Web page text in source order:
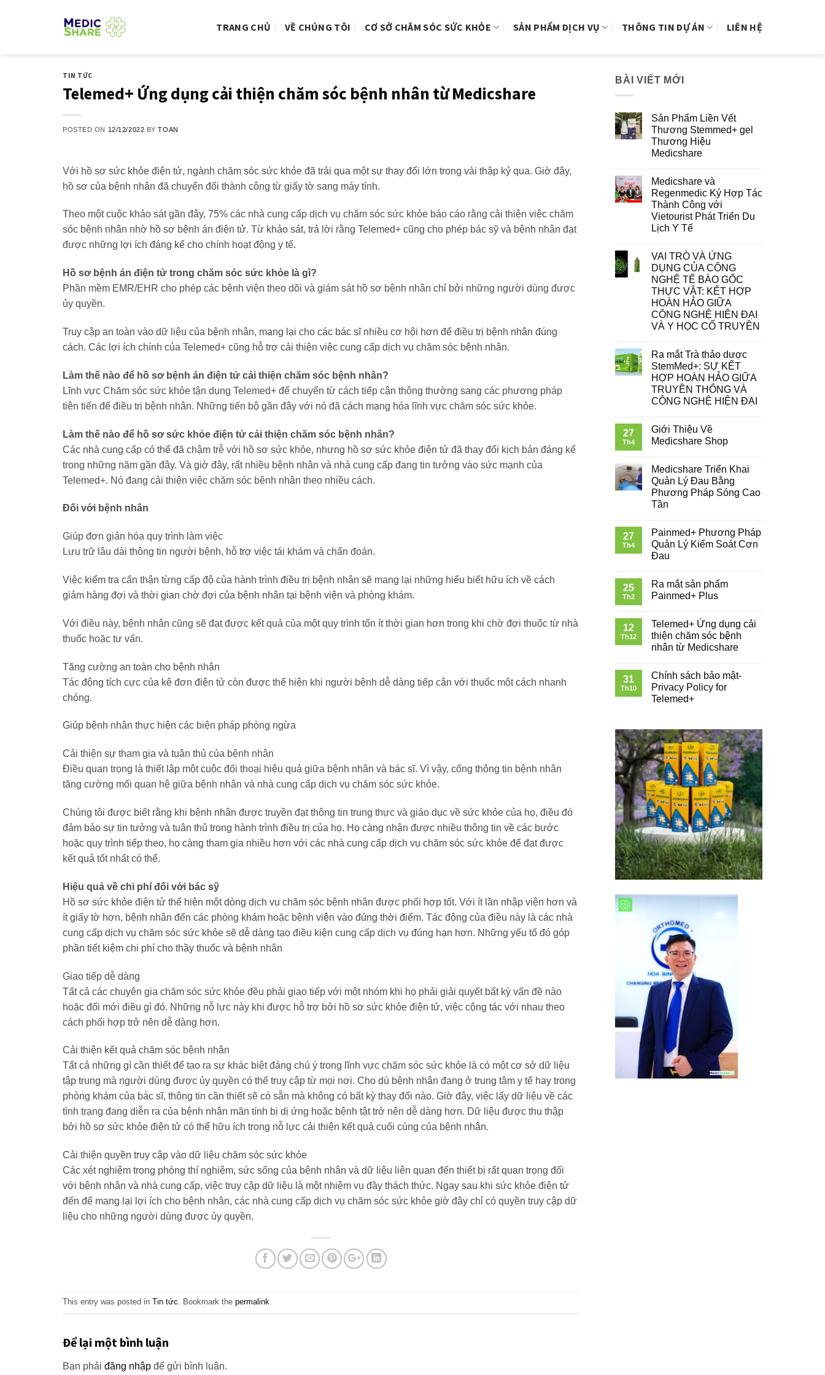
TRANG CHỦ VỀ CHÚNG TÔI CƠ SỞ CHĂM SÓC SỨC KHỎE SẢN PHẨM DỊCH VỤ THÔNG TIN DỰ ÁN LIÊN HỆ
TIN TỨC
Telemed+ Ứng dụng cải thiện chăm sóc bệnh nhân từ Medicshare
POSTED ON 12/12/2022 BYTOAN
Với hồ sơ sức khỏe điện tử, ngành chăm sóc sức khỏe đã trải qua một sự thay đổi lớn trong vài thập kỷ qua. Giờ đây,
hồ sơ của bệnh nhân đã chuyển đổi thành công từ giấy tờ sang máy tính.
Theo một cuộc khảo sát gần đây, 75% các nhà cung cấp dịch vụ chăm sóc sức khỏe báo cáo rằng cải thiện việc chăm
sóc bệnh nhân nhờ hồ sơ bệnh án điện tử. Từ khảo sát, trả lời rằng Telemed+ cũng cho phép bác sỹ và bệnh nhân đạt
được những lợi ích đáng kể cho chính hoạt động y tế.
Hồ sơ bệnh án điện tử trong chăm sóc sức khỏe là gì?
Phần mềm EMR/EHR cho phép các bệnh viện theo dõi và giám sát hồ sơ bệnh nhân chỉ bởi những người dùng được
ủy quyền.
Truy cập an toàn vào dữ liệu của bệnh nhân, mang lại cho các bác sĩ nhiều cơ hội hơn để điều trị bệnh nhân đúng
cách. Các lợi ích chính của Telemed+ cũng hỗ trợ cải thiện việc cung cấp dịch vụ chăm sóc bệnh nhân.
Làm thế nào để hồ sơ bệnh án điện tử cải thiện chăm sóc bệnh nhân?
Lĩnh vực Chăm sóc sức khỏe tận dụng Telemed+ để chuyển từ cách tiếp cận thông thường sang các phương pháp
tiên tiến để điều trị bệnh nhân. Những tiến bộ gần đây với nó đã cách mạng hóa lĩnh vực chăm sóc sức khỏe.
Làm thế nào để hồ sơ sức khỏe điện tử cải thiện chăm sóc bệnh nhân?
Các nhà cung cấp có thể đã chậm trễ với hồ sơ sức khỏe, nhưng hồ sơ sức khỏe điện tử đã thay đổi kịch bản đáng kể
trong những năm gần đây. Và giờ đây, rất nhiều bệnh nhân và nhà cung cấp đang tin tưởng vào sức mạnh của
Telemed+. Nó đang cải thiện việc chăm sóc bệnh nhân theo nhiều cách.
Đối với bệnh nhân
Giúp đơn giản hóa quy trình làm việc
Lưu trữ lâu dài thông tin người bệnh, hỗ trợ việc tái khám và chẩn đoán.
Việc kiểm tra cẩn thận từng cấp độ của hành trình điều trị bệnh nhân sẽ mang lại những hiểu biết hữu ích về cách
giảm hàng đợi và thời gian chờ đợi của bệnh nhân tại bệnh viện và phòng khám.
Với điều này, bệnh nhân cũng sẽ đạt được kết quả của một quy trình tốn ít thời gian hơn trong khi chờ đợi thuốc từ nhà
thuốc hoặc tư vấn.
Tăng cường an toàn cho bệnh nhân
Tác động tích cực của kê đơn điện tử còn được thể hiện khi người bệnh dễ dàng tiếp cận với thuốc một cách nhanh
chóng.
Giúp bệnh nhân thực hiện các biện pháp phòng ngừa
Cải thiện sự tham gia và tuân thủ của bệnh nhân
Điều quan trọng là thiết lập một cuộc đối thoại hiệu quả giữa bệnh nhân và bác sĩ. Vì vậy, cổng thông tin bệnh nhân
tăng cường mối quan hệ giữa bệnh nhân và nhà cung cấp dịch vụ chăm sóc sức khỏe.
Chúng tôi được biết rằng khi bệnh nhân được truyền đạt thông tin trung thực và giáo dục về sức khỏe của họ, điều đó
đảm bảo sự tin tưởng và tuân thủ trong hành trình điều trị của họ. Họ càng nhận được nhiều thông tin về các bước
hoặc quy trình tiếp theo, họ càng tham gia nhiều hơn với các nhà cung cấp dịch vụ chăm sóc sức khỏe để đạt được
kết quả tốt nhất có thể.
Hiệu quả về chi phí đối với bác sỹ
Hồ sơ sức khỏe điện tử thể hiện một dòng dịch vụ chăm sóc bệnh nhân được phối hợp tốt. Với ít lần nhập viện hơn và
ít giấy tờ hơn, bệnh nhân đến các phòng khám hoặc bệnh viện vào đúng thời điểm. Tác động của điều này là các nhà
cung cấp dịch vụ chăm sóc sức khỏe sẽ dễ dàng tạo điều kiện cung cấp dịch vụ đúng hạn hơn. Những yếu tố đó góp
phần tiết kiệm chi phí cho thầy thuốc và bệnh nhân
Giao tiếp dễ dàng
Tất cả các chuyên gia chăm sóc sức khỏe đều phải giao tiếp với một nhóm khi họ phải giải quyết bất kỳ vấn đề nào
hoặc đổi mới điều gì đó. Những nỗ lực này khi được hỗ trợ bởi hồ sơ sức khỏe điện tử, việc cộng tác với nhau theo
cách phối hợp trở nên dễ dàng hơn.
Cải thiện kết quả chăm sóc bệnh nhân
Tất cả những gì cần thiết để tạo ra sự khác biệt đáng chú ý trong lĩnh vực chăm sóc sức khỏe là có một cơ sở dữ liệu
tập trung mà người dùng được ủy quyền có thể truy cập từ mọi nơi. Cho dù bệnh nhân đang ở trung tâm y tế hay trong
phòng khám của bác sĩ, thông tin cần thiết sẽ có sẵn mà không có bất kỳ thay đổi nào. Giờ đây, việc lấy dữ liệu về các
tình trạng đang diễn ra của bệnh nhân mãn tính bị dị ứng hoặc bệnh tật trở nên dễ dàng hơn. Dữ liệu được thu thập
bởi hồ sơ sức khỏe điện tử có thể hữu ích trong nỗ lực cải thiện kết quả cuối cùng của bệnh nhân.
Cải thiện quyền truy cập vào dữ liệu chăm sóc sức khỏe
Các xét nghiệm trong phòng thí nghiệm, sức sống của bệnh nhân và dữ liệu liên quan đến thiết bị rất quan trọng đối
với bệnh nhân và nhà cung cấp, việc truy cập dữ liệu là một nhiệm vụ đầy thách thức. Ngay sau khi sức khỏe điện tử
đến để mang lại lợi ích cho bệnh nhân, các nhà cung cấp dịch vụ chăm sóc sức khỏe giờ đây chỉ có quyền truy cập dữ
liệu cho những người dùng được ủy quyền.
This entry was posted in Tin tức. Bookmark the permalink.
Để lại một bình luận
Bạn phải đăng nhập để gửi bình luận.
BÀI VIẾT MỚI
Sản Phẩm Liền Vết
Thương Stemmed+ gel
Thương Hiệu
Medicshare
Medicshare và
Regenmedic Ký Hợp Tác
Thành Công với
Vietourist Phát Triển Du
Lịch Y Tế
VAI TRÒ VÀ ỨNG
DỤNG CỦA CÔNG
NGHỆ TẾ BÀO GỐC
THỰC VẬT: KẾT HỢP
HOÀN HẢO GIỮA
CÔNG NGHỆ HIỆN ĐẠI
VÀ Y HỌC CỔ TRUYỀN
Ra mắt Trà thảo dược
StemMed+: SỰ KẾT
HỢP HOÀN HẢO GIỮA
TRUYỀN THỐNG VÀ
CÔNG NGHỆ HIỆN ĐẠI
27
Th4
Giới Thiệu Về
Medicshare Shop
Medicshare Triển Khai
Quản Lý Đau Bằng
Phương Pháp Sóng Cao
Tần
27
Th4
Painmed+ Phương Pháp
Quản Lý Kiểm Soát Cơn
Đau
25
Th2
Ra mắt sản phẩm
Painmed+ Plus
12
Th12
Telemed+ Ứng dụng cải
thiện chăm sóc bệnh
nhân từ Medicshare
31
Th10
Chính sách bảo mật-
Privacy Policy for
Telemed+